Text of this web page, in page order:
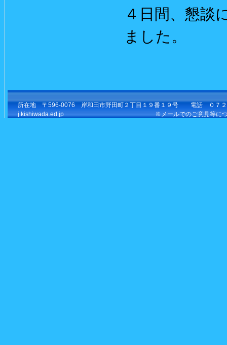
４日間、懇談
ました。
所在地 〒596-0076 岸和田市野田町２丁目１９番１９号 電話 ０７
j.kishiwada.ed.jp ※メールでのご意見等については、返信い